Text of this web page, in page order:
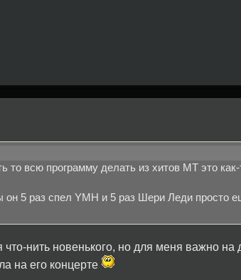
то всю программу делать из хитов МТ это
5 раз спел YMH и 5 раз Шери Леди просто
что-нить новенького, но для меня важно на
на его концерте